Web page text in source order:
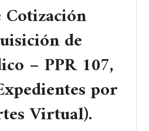
de
– PPR 107,
por
Virtual).